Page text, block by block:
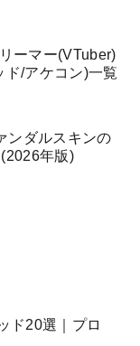
ーマー(VTuber)
ド/アケコン)一覧
ンダルスキンの
年版)
ド20選｜プロ